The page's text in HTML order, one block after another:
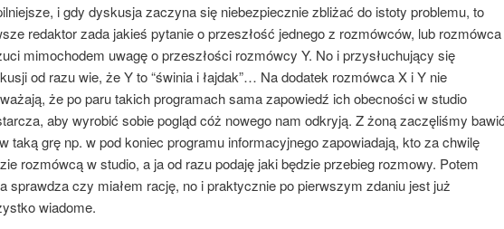
i gdy dyskusja zaczyna się niebezpiecznie zbliżać do istoty problemu, to
redaktor zada jakieś pytanie o przeszłość jednego z rozmówców, lub rozmówca
mimochodem uwagę o przeszłości rozmówcy Y. No i przysłuchujący się
od razu wie, że Y to “świnia i łajdak”… Na dodatek rozmówca X i Y nie
że po paru takich programach sama zapowiedź ich obecności w studio
aby wyrobić sobie pogląd cóż nowego nam odkryją. Z żoną zaczęliśmy bawić
taką grę np. w pod koniec programu informacyjnego zapowiadają, kto za chwilę
rozmówcą w studio, a ja od razu podaję jaki będzie przebieg rozmowy. Potem
sprawdza czy miałem rację, no i praktycznie po pierwszym zdaniu jest już
wiadome.